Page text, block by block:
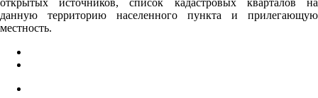
данную территорию населенного пункта и прилегающую
местность.